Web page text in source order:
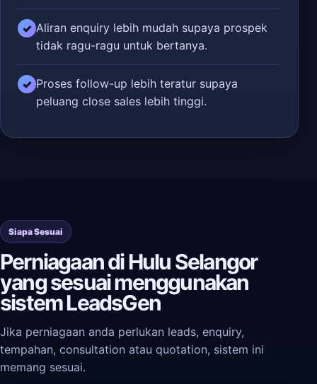
✓ Aliran enquiry lebih mudah supaya prospek
tidak ragu-ragu untuk bertanya.
✓ Proses follow-up lebih teratur supaya
peluang close sales lebih tinggi.
Siapa Sesuai
Perniagaan di Hulu Selangor
yang sesuai menggunakan
sistem LeadsGen
Jika perniagaan anda perlukan leads, enquiry,
tempahan, consultation atau quotation, sistem ini
memang sesuai.